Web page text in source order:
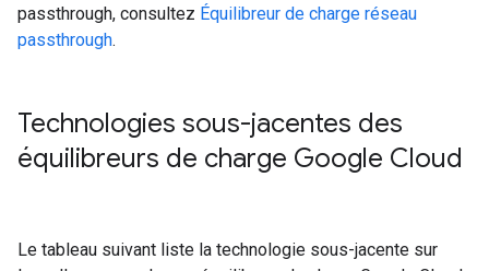
passthrough, consultez Équilibreur de charge réseau
passthrough.
Technologies sous-jacentes des
équilibreurs de charge Google Cloud
Le tableau suivant liste la technologie sous-jacente sur